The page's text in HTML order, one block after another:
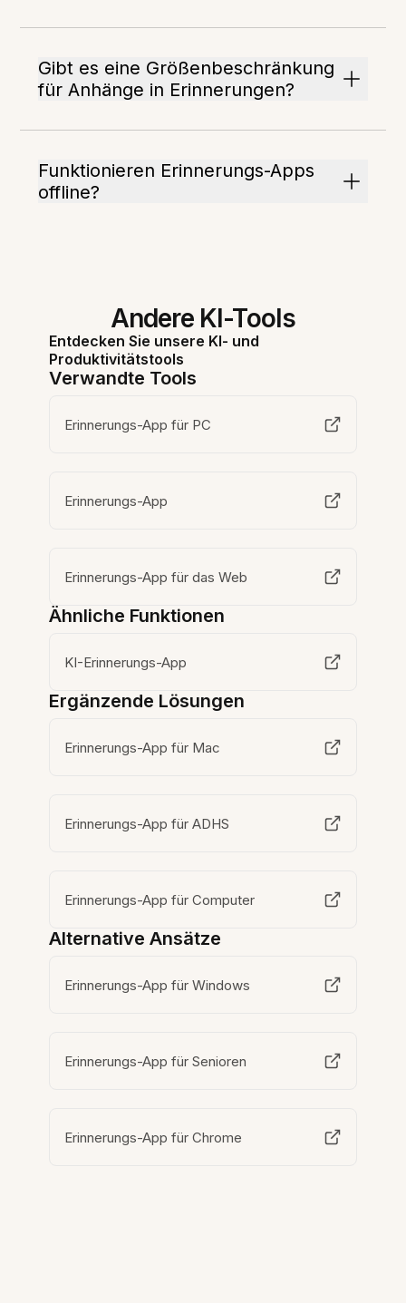
Gibt es eine Größenbeschränkung
für Anhänge in Erinnerungen?
Funktionieren Erinnerungs-Apps
offline?
Andere KI-Tools
Entdecken Sie unsere KI- und
Produktivitätstools
Verwandte Tools
Erinnerungs-App für PC
Erinnerungs-App
Erinnerungs-App für das Web
Ähnliche Funktionen
KI-Erinnerungs-App
Ergänzende Lösungen
Erinnerungs-App für Mac
Erinnerungs-App für ADHS
Erinnerungs-App für Computer
Alternative Ansätze
Erinnerungs-App für Windows
Erinnerungs-App für Senioren
Erinnerungs-App für Chrome